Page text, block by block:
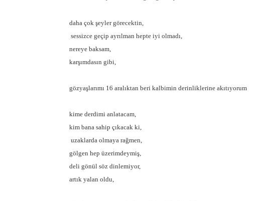
daha çok şeyler görecektin,
sessizce geçip ayrılman hepte iyi olmadı,
nereye baksam,
karşımdasın gibi,
gözyaşlarımı 16 aralıktan beri kalbimin derinliklerine akıtıyorum
kime derdimi anlatacam,
kim bana sahip çıkacak ki,
uzaklarda olmaya rağmen,
gölgen hep üzerimdeymiş,
deli gönül söz dinlemiyor,
artık yalan oldu,